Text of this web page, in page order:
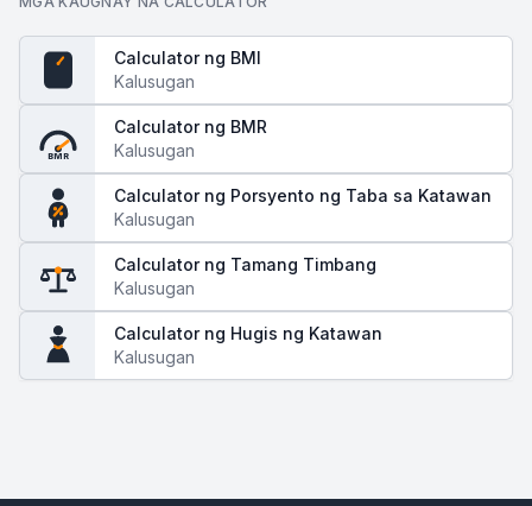
Calculator ng BMI
Kalusugan
BMR
Calculator ng BMR
Kalusugan
Calculator ng Porsyento ng Taba sa Katawan
Kalusugan
Calculator ng Tamang Timbang
Kalusugan
Calculator ng Hugis ng Katawan
Kalusugan